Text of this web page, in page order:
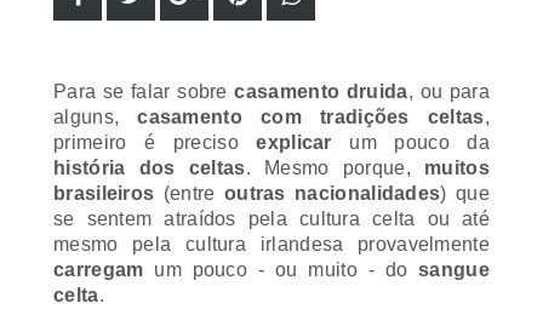
alguns,casamento com tradições celtas,
primeiro é preciso
explicarum pouco da
história dos celtas
. Mesmo porque,muitos
brasileiros(entreoutras nacionalidades) que
se sentem atraídos pela cultura celta ou até
mesmo pela cultura irlandesa provavelmente
carregamum pouco - ou muito - dosangue
celta.